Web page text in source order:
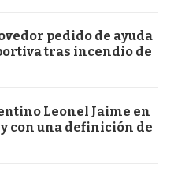
pedido de ayuda
tras incendio de
Leonel Jaime en
con una definición de